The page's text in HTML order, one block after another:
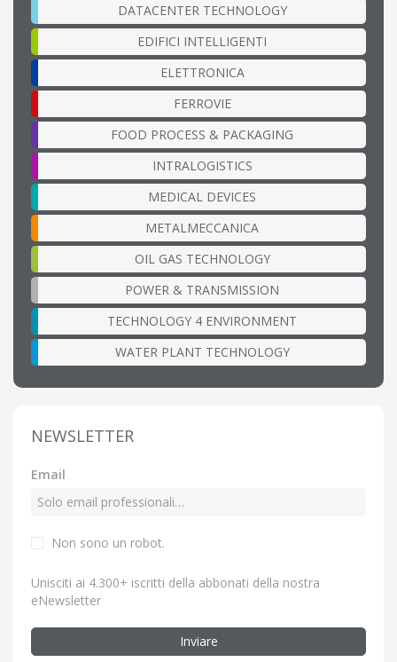
DATACENTER TECHNOLOGY
EDIFICI INTELLIGENTI
ELETTRONICA
FERROVIE
FOOD PROCESS & PACKAGING
INTRALOGISTICS
MEDICAL DEVICES
METALMECCANICA
OIL GAS TECHNOLOGY
POWER & TRANSMISSION
TECHNOLOGY 4 ENVIRONMENT
WATER PLANT TECHNOLOGY
NEWSLETTER
Email
Non sono un robot.
Unisciti ai 4.300+ iscritti della abbonati della nostra
eNewsletter
Inviare